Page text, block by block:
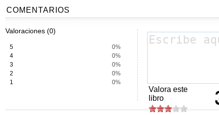
COMENTARIOS
Valoraciones (0)
5
0%
4
0%
3
0%
2
0%
1
0%
Valora este
libro